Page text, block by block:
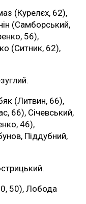
(Курелєх, 62),
(Самборський,
56),
(Ситник, 62),
(Литвин, 66),
66), Січевський,
46),
Піддубний,
50), Лобода